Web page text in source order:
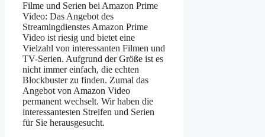
Filme und Serien bei Amazon Prime
Video: Das Angebot des
Streamingdienstes Amazon Prime
Video ist riesig und bietet eine
Vielzahl von interessanten Filmen und
TV-Serien. Aufgrund der Größe ist es
nicht immer einfach, die echten
Blockbuster zu finden. Zumal das
Angebot von Amazon Video
permanent wechselt. Wir haben die
interessantesten Streifen und Serien
für Sie herausgesucht.